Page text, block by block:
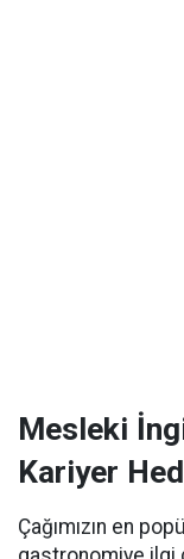
Mesleki
Kariyer
Çağımızın en